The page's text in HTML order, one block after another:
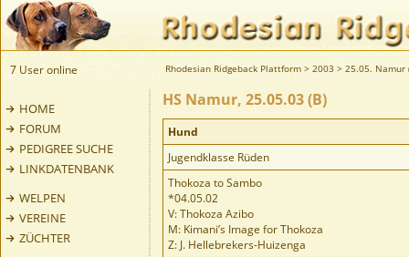
7 User online Rhodesian Ridgeback Plattform > 2003 > 25.05. Namur
HOME
FORUM
PEDIGREE SUCHE
LINKDATENBANK
WELPEN
VEREINE
ZÜCHTER
HS Namur, 25.05.03 (B)
Hund
Jugendklasse Rüden
Thokoza to Sambo
*04.05.02
V: Thokoza Azibo
M: Kimani’s Image for Thokoza
Z: J. Hellebrekers-Huizenga